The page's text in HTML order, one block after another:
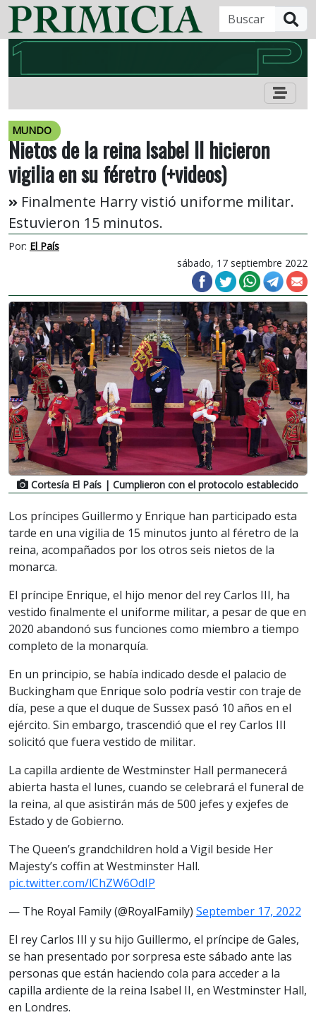
MUNDO
Nietos de la reina Isabel II hicieron
vigilia en su féretro (+videos)
Finalmente Harry vistió uniforme militar.
Estuvieron 15 minutos.
Por: El País
sábado, 17 septiembre 2022
Cortesía El País | Cumplieron con el protocolo establecido
Los príncipes Guillermo y Enrique han participado esta
tarde en una vigilia de 15 minutos junto al féretro de la
reina, acompañados por los otros seis nietos de la
monarca.
El príncipe Enrique, el hijo menor del rey Carlos III, ha
vestido finalmente el uniforme militar, a pesar de que en
2020 abandonó sus funciones como miembro a tiempo
completo de la monarquía.
En un principio, se había indicado desde el palacio de
Buckingham que Enrique solo podría vestir con traje de
día, pese a que el duque de Sussex pasó 10 años en el
ejército. Sin embargo, trascendió que el rey Carlos III
solicitó que fuera vestido de militar.
La capilla ardiente de Westminster Hall permanecerá
abierta hasta el lunes, cuando se celebrará el funeral de
la reina, al que asistirán más de 500 jefes y exjefes de
Estado y de Gobierno.
The Queen’s grandchildren hold a Vigil beside Her
Majesty’s coffin at Westminster Hall.
pic.twitter.com/lChZW6OdIP
— The Royal Family (@RoyalFamily) September 17, 2022
El rey Carlos III y su hijo Guillermo, el príncipe de Gales,
se han presentado por sorpresa este sábado ante las
personas que están haciendo cola para acceder a la
capilla ardiente de la reina Isabel II, en Westminster Hall,
en Londres.